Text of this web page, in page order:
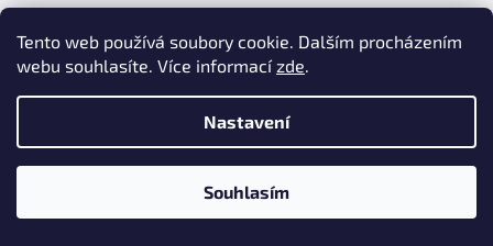
Tento web používá soubory cookie. Dalším procházením
webu souhlasíte. Více informacízde.
Nastavení
Souhlasím
Závěsné svítidlo
Cascade 3500K 18W
teplá bílá 1500lm
Závěsné svítidlo
Cascade 3500K 30W
teplá bílá 2250lm